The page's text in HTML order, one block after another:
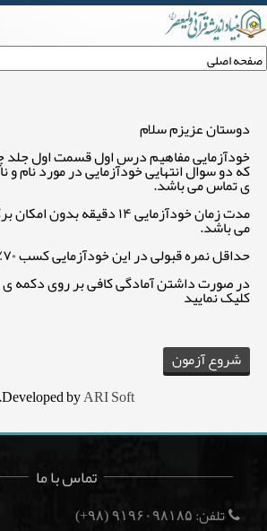
خودآزمایی مفاهیم درس اول قسمت
دوستان عزیزم سلام
که دو سوال انتهایی خودآزمایی در مورد نام و
ی تماس می باشد.
مدت زمان خودآزمایی ۱۴ دقیقه
می باشد.
حداقل نمره قبولی در این خودآزمایی کسب ۷۰٪ از ۱۰۰٪ نمره می باشد
در صورت داشتن آمادگی کافی بر روی دکمه
کلیک نمایید
Developed byARI Soft
.
تماس با ما
تلفن: ۹۱۹۶۰۹۸۱۸۵ (۹۸+)